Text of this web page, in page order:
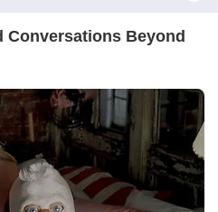
да сте во тек со најновите